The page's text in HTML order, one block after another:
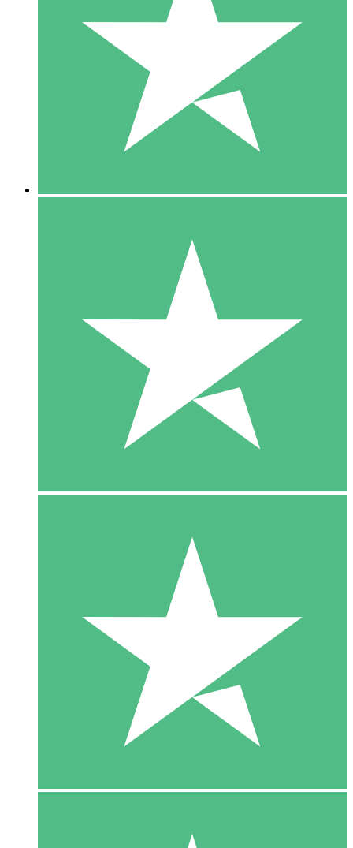
Betala per användning med nedladdningskrediter. Inget
1 Nedladdningar
10 00
10 Nedladdningar
20 00